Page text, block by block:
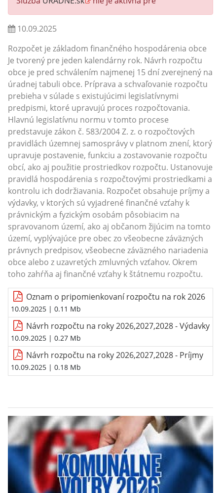
10.09.2025
Rozpočet je základom finančného hospodárenia obce
Je tvorený pre jeden kalendárny rok. Návrh rozpočtu
obce je pred schválením najmenej 15 dní zverejnený na
úradnej tabuli obce. Príprava a schvaľovanie rozpočtu
prebieha v súlade s existujúcimi legislatívnymi
predpismi, ktoré upravujú proces rozpočtovania.
Hlavnú legislatívnu normu v tomto procese
predstavuje zákon č. 583/2004 Z. z. o rozpočtových
pravidlách územnej samosprávy v platnom znení, ktorý
upravuje postavenie, funkciu a zostavovanie rozpočtu
obcí, ako aj použitie prostriedkov rozpočtu. Ustanovuje
pravidlá hospodárenia s rozpočtovými prostriedkami a
kontrolu ich dodržiavania. Rozpočet obsahuje príjmy a
výdavky, v ktorých sú vyjadrené finančné vzťahy k
právnickým a fyzickým osobám pôsobiacim na
spravovanom území, ako aj občanom žijúcim na tomto
území, vyplývajúce pre obec zo všeobecne záväzných
právnych predpisov, všeobecne záväzného nariadenia
obce alebo z uzavretých zmluvných vzťahov. Okrem
toho zahŕňa aj finančné vzťahy k štátnemu rozpočtu.
Oznam o pripomienkovaní rozpočtu na rok 2026
10.09.2025 | 0.11 Mb
Návrh rozpočtu na roky 2026,2027,2028 - Výdavky
10.09.2025 | 0.27 Mb
Návrh rozpočtu na roky 2026,2027,2028 - Príjmy
10.09.2025 | 0.18 Mb